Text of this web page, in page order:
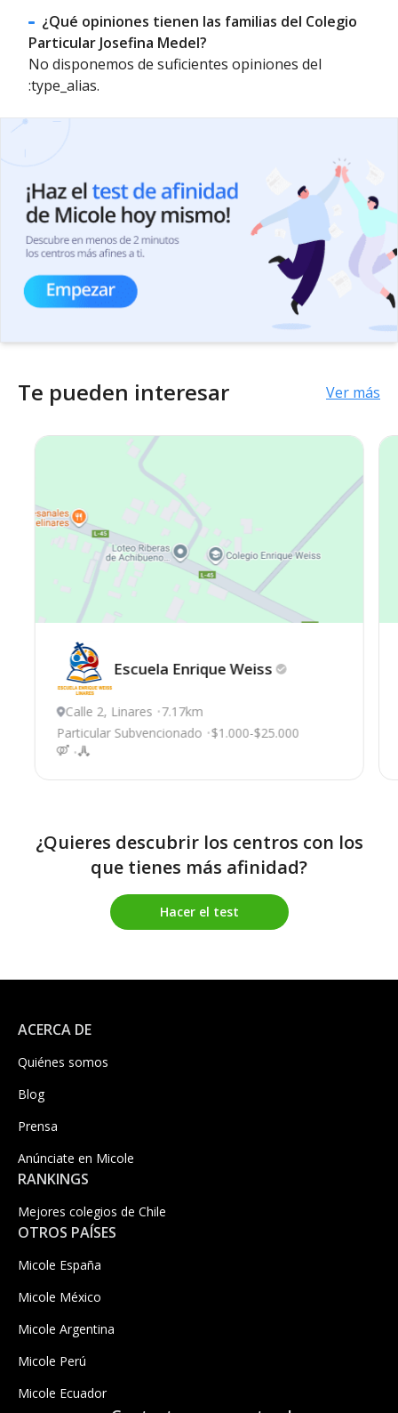
¿Qué opiniones tienen las familias del Colegio
Particular Josefina Medel?
No disponemos de suficientes opiniones del
:type_alias.
Te pueden interesar Ver más
Escuela EnriqueWeiss
Calle 2, Linares 7.17km
Particular Subvencionado $1.000-$25.000
¿Quieres descubrir los centros con los
que tienes más afinidad?
Hacer el test
ACERCA DE
Quiénes somos
Blog
Prensa
Anúnciate en Micole
RANKINGS
Mejores colegios de Chile
OTROS PAÍSES
Micole España
Micole México
Micole Argentina
Micole Perú
Micole Ecuador